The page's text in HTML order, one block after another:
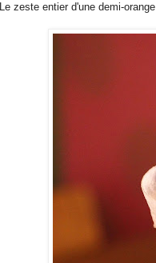
Le zeste entier d'une demi-orange